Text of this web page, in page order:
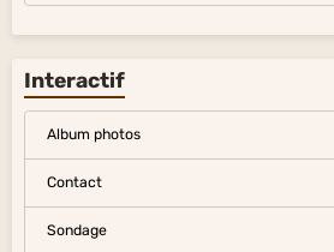
Interactif
Album photos
Contact
Sondage